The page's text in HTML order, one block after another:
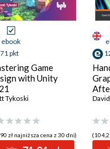
ebook
71 pkt
Game
with Unity
Tykoski
zł najniższa cena z 30 dni)